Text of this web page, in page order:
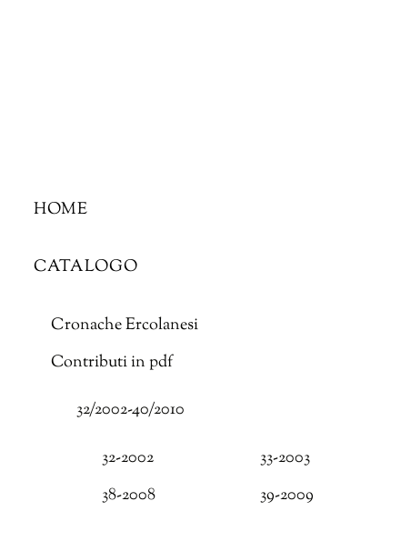
HOME
CATALOGO
Cronache Ercolanesi
Contributi in pdf
32/2002-40/2010
32-2002 33-2003
38-2008
39-2009